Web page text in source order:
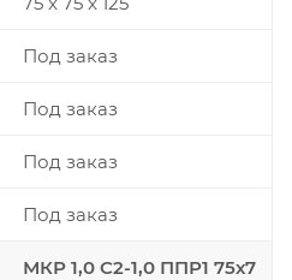
Под заказ
Под заказ
Под заказ
Под заказ
МКР 1,0 С2-1,0 ППР1 75х7